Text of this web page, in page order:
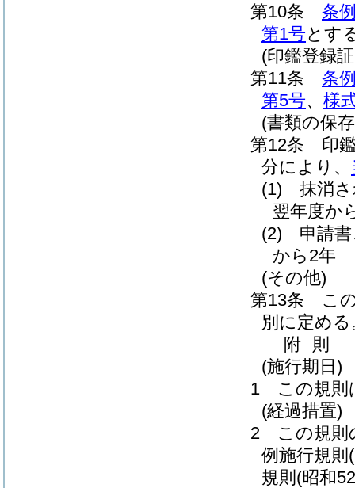
第10条
条
第1号とす
(印鑑登録
第11条
条
第5号、 様
(書類の保
第12条
印
分により、
(1)
抹消
翌年度か
(2)
申請
から2年
(その他)
第13条
こ
別に定める
附 則
(施行期日)
1
この規則
(経過措置)
2
この規則
例施行規則
規則 (昭和